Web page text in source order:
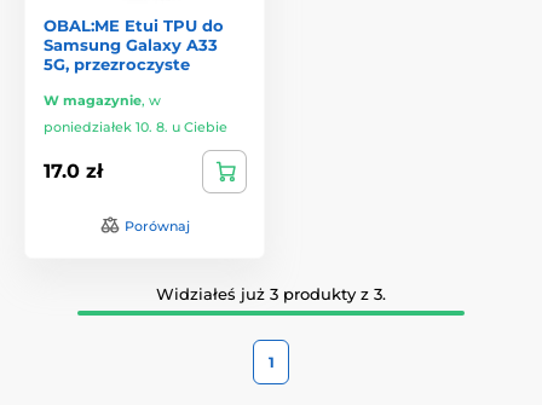
OBAL:ME Etui TPU do
Samsung Galaxy A33
5G, przezroczyste
W magazynie, w
poniedziałek 10. 8. u Ciebie
17.0 zł
Porównaj
Widziałeś już 3 produkty z 3.
1